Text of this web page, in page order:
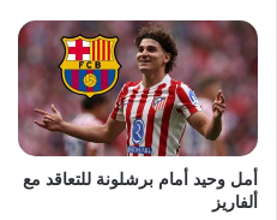
أمل وحيد أمام برشلونة للتعاقد مع
ألفاريز